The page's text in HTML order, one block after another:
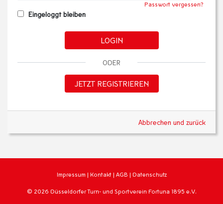
Passwort vergessen?
Eingeloggt bleiben
LOGIN
ODER
JETZT REGISTRIEREN
Abbrechen und zurück
Impressum | Kontakt | AGB | Datenschutz
© 2026 Düsseldorfer Turn- und Sportverein Fortuna 1895 e.V.